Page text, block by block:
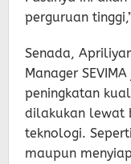
perguruan
Senada,
Manager
peningkatan
dilakukan lewat
teknologi.
maupun